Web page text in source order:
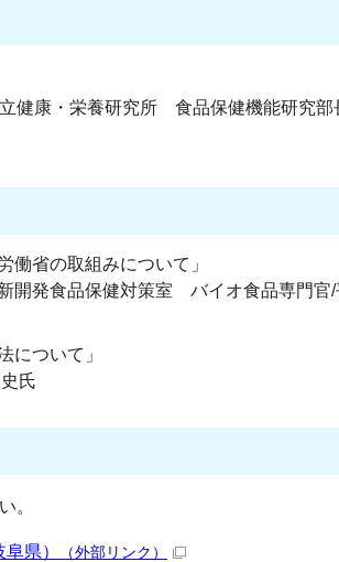
健康・栄養研究所 食品保健機能研究部
働省の取組みについて」
開発食品保健対策室 バイオ食品専門官/
について」
氏
。
県） （外部リンク）